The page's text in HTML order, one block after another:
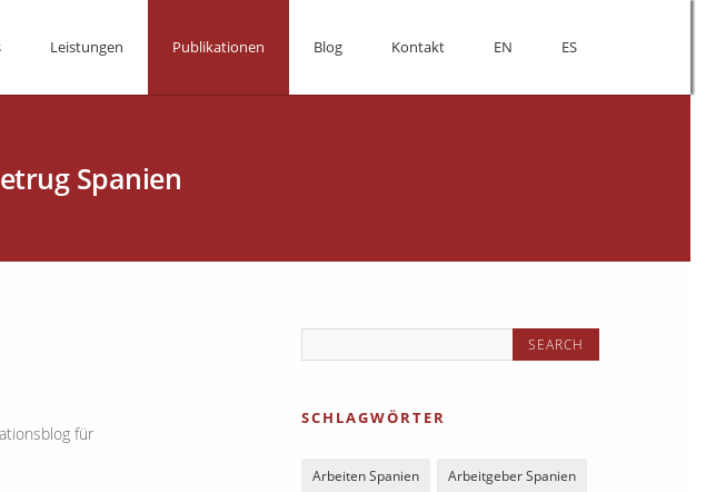
Leistungen Publikationen Blog Kontakt EN ES
Spanien
für
SCHLAGWÖRTER
Arbeiten Spanien Arbeitgeber Spanien